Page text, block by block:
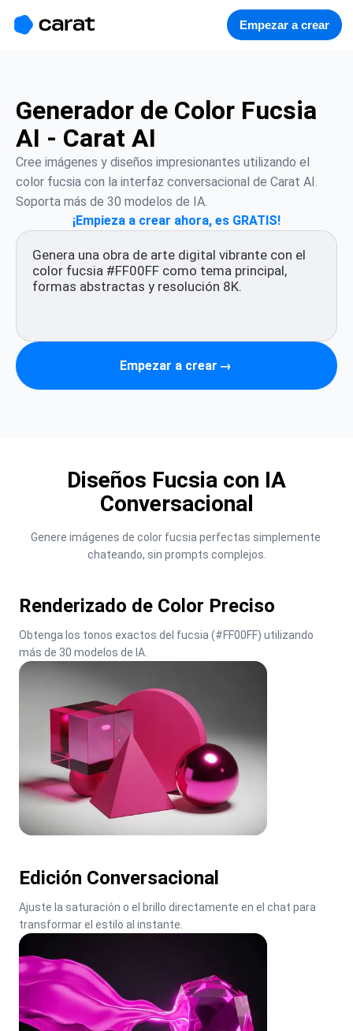
Empezar a crear
Generador de Color Fucsia
AI - Carat AI
Cree imágenes y diseños impresionantes utilizando el
color fucsia con la interfaz conversacional de Carat AI.
Soporta más de 30 modelos de IA.
¡Empieza a crear ahora, es GRATIS!
Empezar a crear →
Diseños Fucsia con IA
Conversacional
Genere imágenes de color fucsia perfectas simplemente
chateando, sin prompts complejos.
Renderizado de Color Preciso
Obtenga los tonos exactos del fucsia (#FF00FF) utilizando
más de 30 modelos de IA.
Edición Conversacional
Ajuste la saturación o el brillo directamente en el chat para
transformar el estilo al instante.